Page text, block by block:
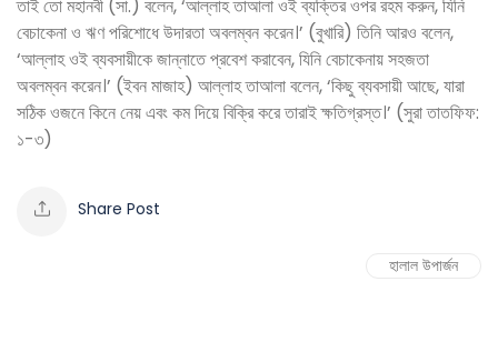
তাই তো মহানবী (সা.) বলেন, ‘আল্লাহ তাআলা ওই ব্যক্তির ওপর রহম করুন, যিনি
বেচাকেনা ও ঋণ পরিশোধে উদারতা অবলম্বন করেন।’ (বুখারি) তিনি আরও বলেন,
‘আল্লাহ ওই ব্যবসায়ীকে জান্নাতে প্রবেশ করাবেন, যিনি বেচাকেনায় সহজতা
অবলম্বন করেন।’ (ইবন মাজাহ) আল্লাহ তাআলা বলেন, ‘কিছু ব্যবসায়ী আছে, যারা
সঠিক ওজনে কিনে নেয় এবং কম দিয়ে বিক্রি করে তারাই ক্ষতিগ্রস্ত।’ (সুরা তাতফিফ:
১-৩)
Share Post
হালাল উপার্জন